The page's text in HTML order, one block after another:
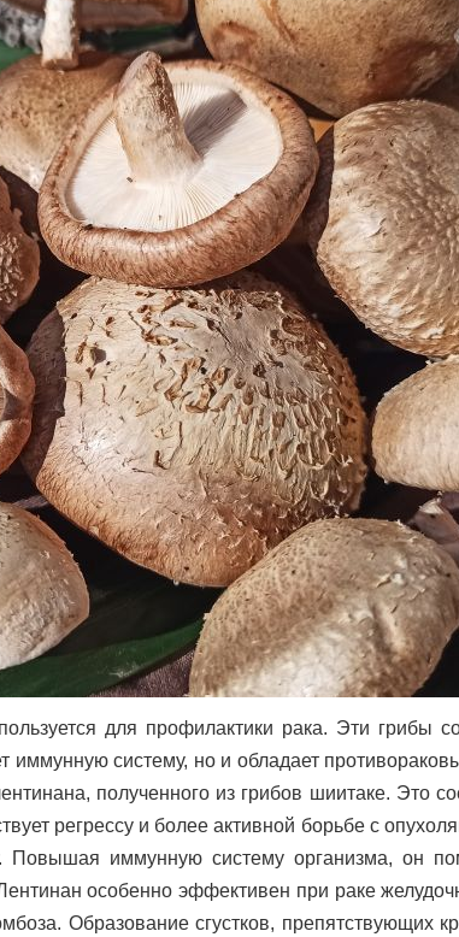
для профилактики рака. Эти грибы
иммунную систему, но и обладает
полученного из грибов шиитаке. Это
регрессу и более активной борьбе с
иммунную систему организма, он
особенно эффективен при раке
Образование сгустков, препятствующих